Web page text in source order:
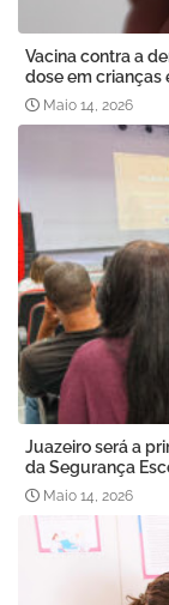
Vacina contra a
dose em crianças
Maio 14, 2026
Juazeiro será a
da Segurança
Maio 14, 2026